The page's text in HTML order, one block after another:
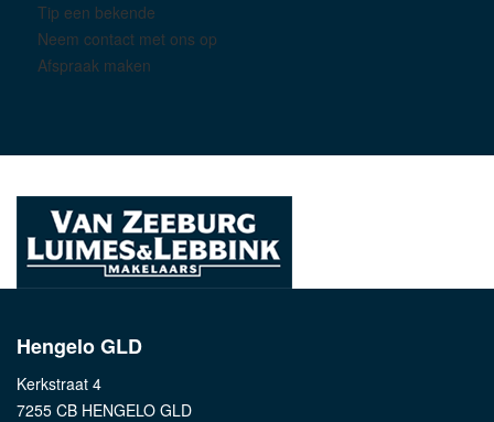
Tip een bekende
Neem contact met ons op
Afspraak maken
Hengelo GLD
Kerkstraat 4
7255 CB HENGELO GLD